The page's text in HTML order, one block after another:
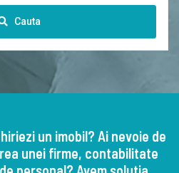
Cauta
un imobil? Ai nevoie de
unei firme, contabilitate